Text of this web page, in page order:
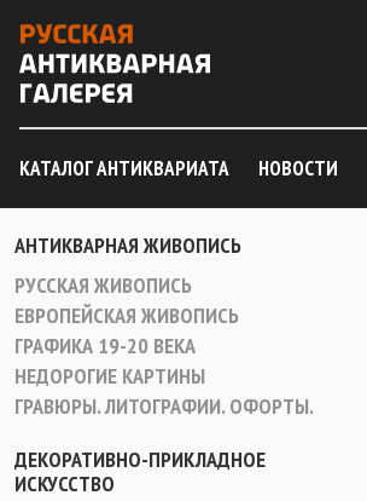
КАТАЛОГ АНТИКВАРИАТА НОВОСТИ
АНТИКВАРНАЯ ЖИВОПИСЬ
РУССКАЯ ЖИВОПИСЬ
ЕВРОПЕЙСКАЯ ЖИВОПИСЬ
ГРАФИКА 19-20 ВЕКА
НЕДОРОГИЕ КАРТИНЫ
ГРАВЮРЫ. ЛИТОГРАФИИ. ОФОРТЫ.
ДЕКОРАТИВНО-ПРИКЛАДНОЕ
ИСКУССТВО